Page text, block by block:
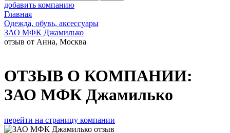
добавить компанию
Главная
Одежда, обувь, аксессуары
ЗАО МФК Джамилько
отзыв от Анна, Москва
ОТЗЫВ О КОМПАНИИ:
ЗАО МФК Джамилько
перейти на страницу компании